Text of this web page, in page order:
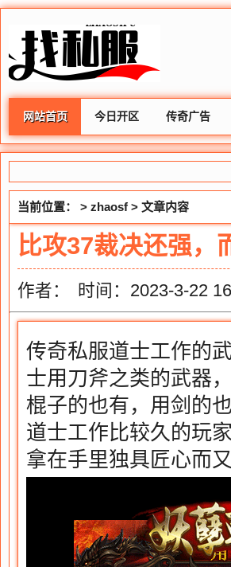
网站首页 今日开区 传奇广告
当前位置： > zhaosf > 文章内容
比攻37裁决还强，
作者： 时间：2023-3-22
传奇私服道士工作的
士用刀斧之类的武器
棍子的也有，用剑的
道士工作比较久的玩
拿在手里独具匠心而